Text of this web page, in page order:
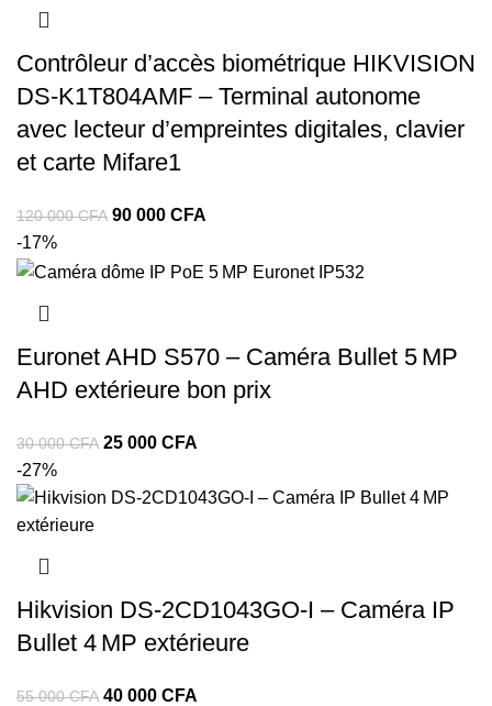
Contrôleur d’accès biométrique HIKVISION
DS‑K1T804AMF – Terminal autonome
avec lecteur d’empreintes digitales, clavier
et carte Mifare1
120 000CFA 90 000 CFA
-17%
Euronet AHD S570 – Caméra Bullet 5 MP
AHD extérieure bon prix
30 000CFA 25 000 CFA
-27%
Hikvision DS‑2CD1043GO‑I – Caméra IP
Bullet 4 MP extérieure
55 000CFA 40 000 CFA